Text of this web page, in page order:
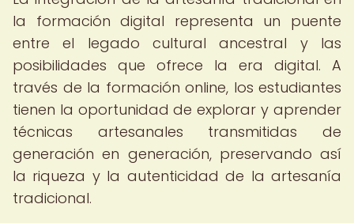
la formación digital representa un puente
entre el legado cultural ancestral y las
posibilidades que ofrece la era digital. A
través de la formación online, los estudiantes
tienen la oportunidad de explorar y aprender
técnicas artesanales transmitidas de
generación en generación, preservando así
la riqueza y la autenticidad de la artesanía
tradicional.